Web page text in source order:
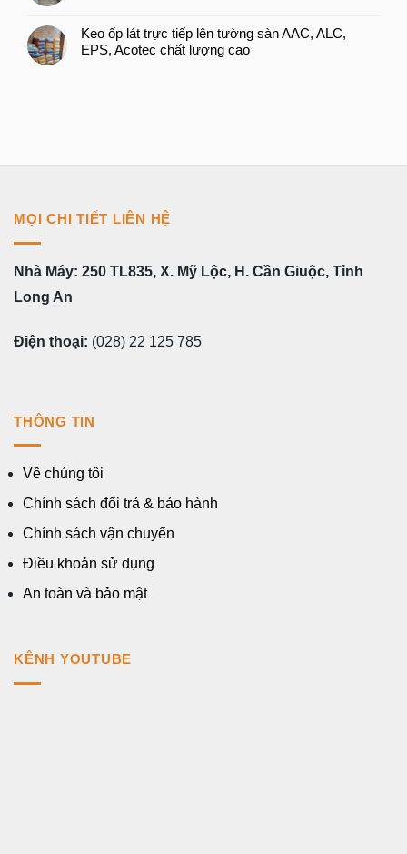
Keo ốp lát trực tiếp lên tường sàn AAC, ALC,
EPS, Acotec chất lượng cao
MỌI CHI TIẾT LIÊN HỆ
Nhà Máy: 250 TL835, X. Mỹ Lộc, H. Cần Giuộc, Tỉnh
Long An
Điện thoại: (028) 22 125 785
THÔNG TIN
Về chúng tôi
Chính sách đổi trả & bảo hành
Chính sách vận chuyển
Điều khoản sử dụng
An toàn và bảo mật
KÊNH YOUTUBE